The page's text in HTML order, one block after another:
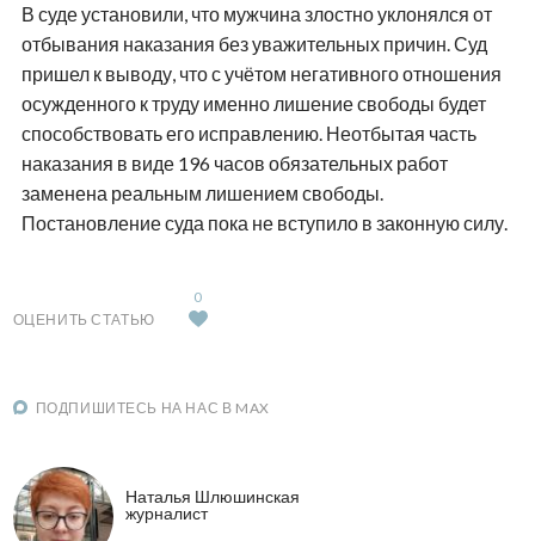
В суде установили, что мужчина злостно уклонялся от
отбывания наказания без уважительных причин. Суд
пришел к выводу, что с учётом негативного отношения
осужденного к труду именно лишение свободы будет
способствовать его исправлению. Неотбытая часть
наказания в виде 196 часов обязательных работ
заменена реальным лишением свободы.
Постановление суда пока не вступило в законную силу.
ОЦЕНИТЬ СТАТЬЮ
0
ПОДПИШИТЕСЬ НА НАС В MAX
Наталья Шлюшинская
журналист